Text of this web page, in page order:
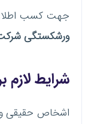
جهت کسب
ورشکستگی
شرایط لازم
اشخاص حقیقی